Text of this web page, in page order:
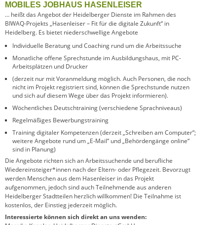
MOBILES JOBHAUS HASENLEISER
… heißt das Angebot der Heidelberger Dienste im Rahmen des
BIWAQ-Projekts „Hasenleiser – Fit für die digitale Zukunft“ in
Heidelberg. Es bietet niederschwellige Angebote
Individuelle Beratung und Coaching rund um die Arbeitssuche
Monatliche offene Sprechstunde im Ausbildungshaus, mit PC-
Arbeitsplätzen und Drucker
(derzeit nur mit Voranmeldung möglich. Auch Personen, die noch
nicht im Projekt registriert sind, können die Sprechstunde nutzen
und sich auf diesem Wege über das Projekt informieren).
Wöchentliches Deutschtraining (verschiedene Sprachniveaus)
Regelmäßiges Bewerbungstraining
Training digitaler Kompetenzen (derzeit „Schreiben am Computer“;
weitere Angebote rund um „E-Mail“ und „Behördengänge online“
sind in Planung)
Die Angebote richten sich an Arbeitssuchende und berufliche
Wiedereinsteiger*innen nach der Eltern- oder Pflegezeit. Bevorzugt
werden Menschen aus dem Hasenleiser in das Projekt
aufgenommen, jedoch sind auch Teilnehmende aus anderen
Heidelberger Stadtteilen herzlich willkommen! Die Teilnahme ist
kostenlos, der Einstieg jederzeit möglich.
Interessierte können sich direkt an uns wenden: